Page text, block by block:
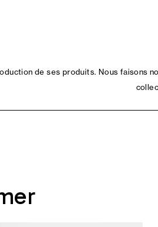
de ses produits. Nous